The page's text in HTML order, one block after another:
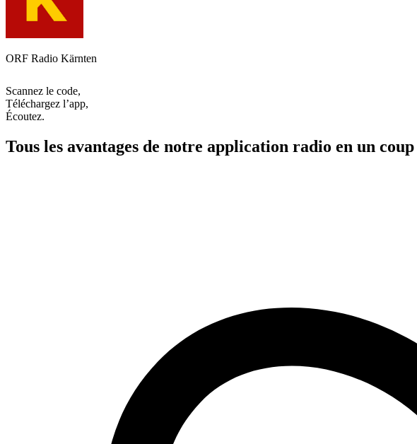
ORF Radio Kärnten
Scannez le code,
Téléchargez l’app,
Écoutez.
Tous les avantages de notre application radio en un